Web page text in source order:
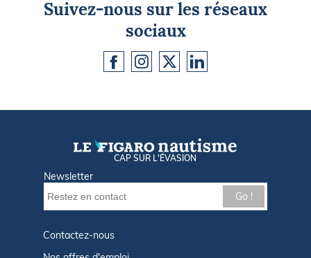
Suivez-nous sur les réseaux
sociaux
CAP SUR L'ÉVASION
Newsletter
Go !
Contactez-nous